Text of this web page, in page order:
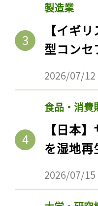
製造業
【イギ
型コンセ
2026/07/12
食品・消費
【日本
を湿地
2026/07/15